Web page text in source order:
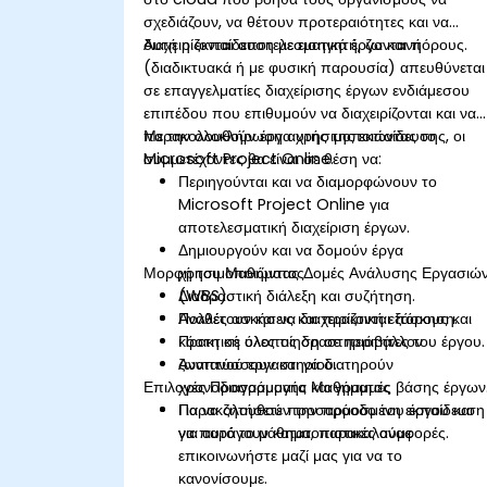
σχεδιάζουν, να θέτουν προτεραιότητες και να
διαχειρίζονται αποτελεσματικά έργα και πόρους.
Αυτή η εκπαίδευση με εισηγητή, ζωντανή
(διαδικτυακά ή με φυσική παρουσία) απευθύνεται
σε επαγγελματίες διαχείρισης έργων ενδιάμεσου
επιπέδου που επιθυμούν να διαχειρίζονται και να
παρακολουθούν έργα χρησιμοποιώντας το
Microsoft Project Online.
Με την ολοκλήρωση αυτής της εκπαίδευσης, οι
συμμετέχοντες θα είναι σε θέση να:
Περιηγούνται και να διαμορφώνουν το
Microsoft Project Online για
αποτελεσματική διαχείριση έργων.
Δημιουργούν και να δομούν έργα
χρησιμοποιώντας Δομές Ανάλυσης
(WBS).
Αναθέτουν και να διαχειρίζονται πόρους και
κόστη σε όλες τις δραστηριότητες του έργου.
Αναπτύσσουν και να διατηρούν
χρονοδιαγράμματα και γραμμές βάσης έργων.
Παρακολουθούν την πρόοδο του έργου και
να παράγουν κατατοπιστικές αναφορές.
Μορφή του Μαθήματος
Διαδραστική διάλεξη και συζήτηση.
Πολλές ασκήσεις και πρακτική εξάσκηση.
Πρακτική υλοποίηση σε περιβάλλον
ζωντανού εργαστηρίου.
Επιλογές Προσαρμογής Μαθήματος
Για να ζητήσετε προσαρμοσμένη εκπαίδευση
για αυτό το μάθημα, παρακαλούμε
επικοινωνήστε μαζί μας για να το
κανονίσουμε.